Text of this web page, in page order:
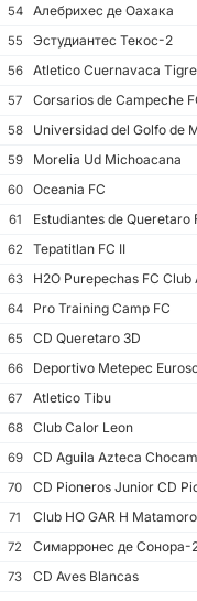
54
Алебрихес де Оахака
55
Эстудиантес Текос-2
56
Atletico Cuernavaca
57
Corsarios de Campeche
58
Universidad del Golfo de
59
Morelia Ud Michoacana
60
Oceania FC
61
Estudiantes de Queretaro
62
Tepatitlan FC II
63
H2O Purepechas FC
64
Pro Training Camp FC
65
CD Queretaro 3D
66
Deportivo Metepec
67
Atletico Tibu
68
Club Calor Leon
69
CD Aguila Azteca
70
CD Pioneros Junior CD
71
Club HO GAR H
72
Симарронес де Сонора-
73
CD Aves Blancas